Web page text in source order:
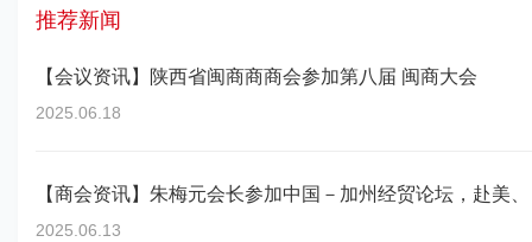
推荐新闻
【会议资讯】陕西省闽商商商会参加第八届 闽商大会
2025.06.18
【商会资讯】朱梅元会长参加中国－加州经贸论坛，赴美
2025.06.13